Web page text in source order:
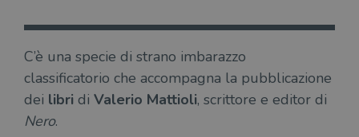
C’è una specie di strano imbarazzo
classificatorio che accompagna la pubblicazione
dei libri di Valerio Mattioli, scrittore e editor di
Nero.